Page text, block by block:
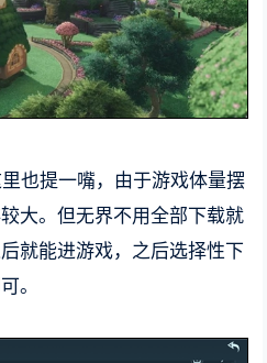
也提一嘴，由于游戏体量摆
大。但无界不用全部下载就
就能进游戏，之后选择性下
。